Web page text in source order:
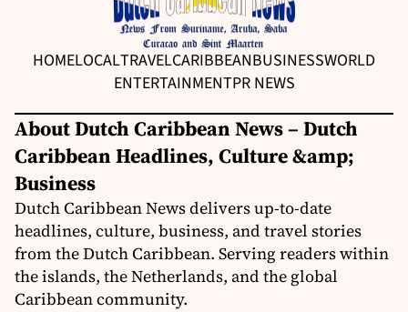
HOMELOCALTRAVELCARIBBEANBUSINESSWORLD
ENTERTAINMENTPR NEWS
About Dutch Caribbean News – Dutch
Caribbean Headlines, Culture &amp;
Business
Dutch Caribbean News delivers up-to-date
headlines, culture, business, and travel stories
from the Dutch Caribbean. Serving readers within
the islands, the Netherlands, and the global
Caribbean community.